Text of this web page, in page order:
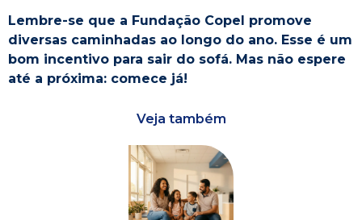
Lembre-se que a Fundação Copel promove
diversas caminhadas ao longo do ano. Esse é um
bom incentivo para sair do sofá. Mas não espere
até a próxima: comece já!
Veja também